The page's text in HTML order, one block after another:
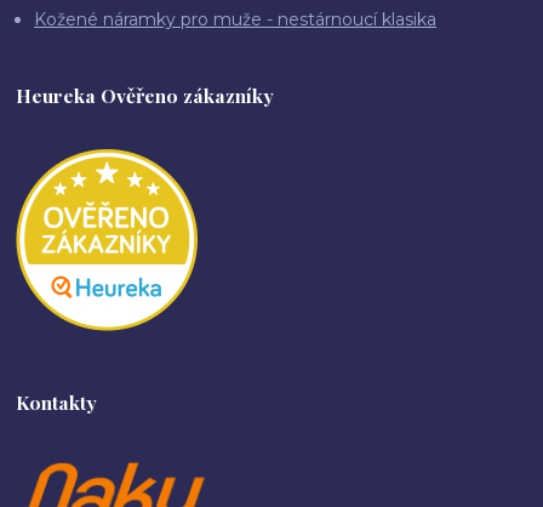
Kožené náramky pro muže - nestárnoucí klasika
Heureka Ověřeno zákazníky
Kontakty